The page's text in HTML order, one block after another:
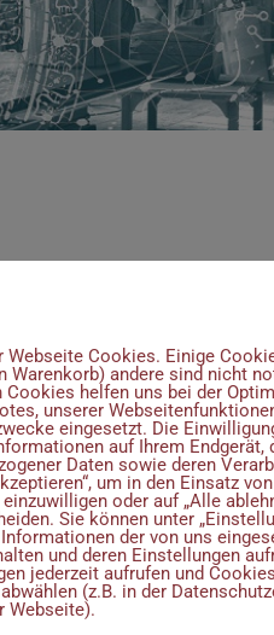
Webseite Cookies. Einige
Warenkorb) andere sind nicht
Cookies helfen uns bei der
unserer
eingesetzt. Die
auf Ihrem Endgerät,
Daten sowie deren
um in den Einsatz
oder auf „Alle
Sie können unter
der von uns
und deren Einstellungen
jederzeit aufrufen und
(z.B. in der
Webseite).